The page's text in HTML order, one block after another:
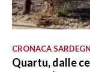
CRONACA
Quartu, dalle